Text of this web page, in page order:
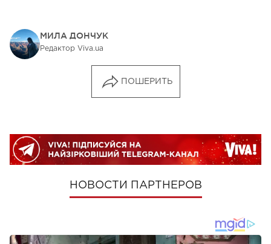
МИЛА ДОНЧУК
Редактор Viva.ua
ПОШЕРИТЬ
НОВОСТИ ПАРТНЕРОВ